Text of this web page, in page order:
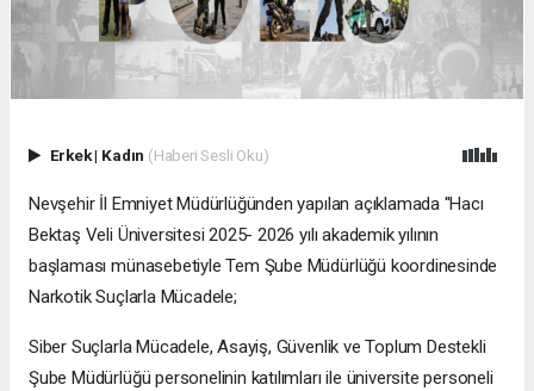
Erkek| Kadın (Haberi Sesli Oku)
Nevşehir İl Emniyet Müdürlüğünden yapılan açıklamada ''Hacı
Bektaş Veli Üniversitesi 2025- 2026 yılı akademik yılının
başlaması münasebetiyle Tem Şube Müdürlüğü koordinesinde
Narkotik Suçlarla Mücadele;
Siber Suçlarla Mücadele, Asayiş, Güvenlik ve Toplum Destekli
Şube Müdürlüğü personelinin katılımları ile üniversite personeli